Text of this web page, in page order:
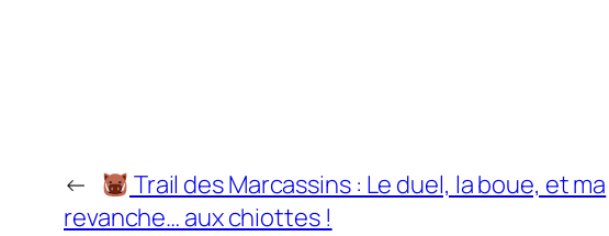
←
Trail des Marcassins : Le duel, la boue, et ma
revanche… aux chiottes !